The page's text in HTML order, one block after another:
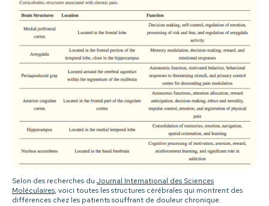
Selon des recherches du Journal International des Sciences
Moléculaires, voici toutes les structures cérébrales qui montrent des
différences chez les patients souffrant de douleur chronique.